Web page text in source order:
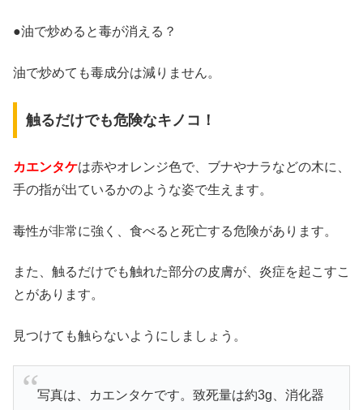
●油で炒めると毒が消える？
油で炒めても毒成分は減りません。
触るだけでも危険なキノコ！
カエンタケは赤やオレンジ色で、ブナやナラなどの木に、
手の指が出ているかのような姿で生えます。
毒性が非常に強く、食べると死亡する危険があります。
また、 触るだけでも触れた部分の皮膚が、炎症を起こすこ
とがあります。
見つけても触らないようにしましょう。
写真は、カエンタケです。致死量は約3g、消化器